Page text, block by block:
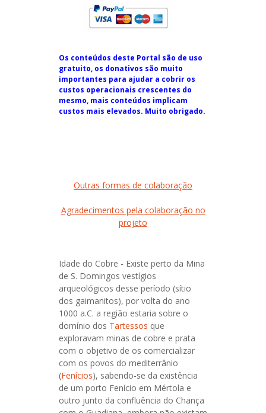
Os conteúdos deste Portal são de uso
gratuito, os donativos são muito
importantes para ajudar a cobrir os
custos operacionais crescentes do
mesmo, mais conteúdos implicam
custos mais elevados. Muito obrigado.
Outras formas de colaboração
Agradecimentos pela colaboração no
projeto
Idade do Cobre - Existe perto da Mina
de S. Domingos vestígios
arqueológicos desse período (sítio
dos gaimanitos), por volta do ano
1000 a.C. a região estaria sobre o
domínio dos Tartessos que
exploravam minas de cobre e prata
com o objetivo de os comercializar
com os povos do mediterrânio
(Fenícios), sabendo-se da existência
de um porto Fenício em Mértola e
outro junto da confluência do Chança